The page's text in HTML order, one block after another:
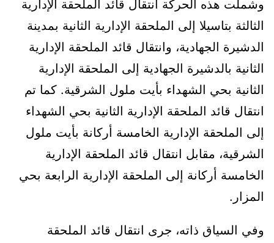
وشملت هذه الحركة انتقال قائد الملحقة الإدارية
الثالثة بتاسيلا إلى الملحقة الإدارية الثانية بمدينة
الدشيرة الجهادية، وانتقال قائد الملحقة الإدارية
الثانية بالدشيرة الجهادية إلى الملحقة الإدارية
الثانية بحي الشهداء بأيت ملول الشرقية. كما تم
انتقال قائد الملحقة الإدارية الثانية بحي الشهداء
إلى الملحقة الإدارية الخامسة أركانة بأيت ملول
الشرقية، مقابل انتقال قائد الملحقة الإدارية
الخامسة أركانة إلى الملحقة الإدارية الرابعة بحي
المزار.
وفي السياق ذاته، جرى انتقال قائد الملحقة